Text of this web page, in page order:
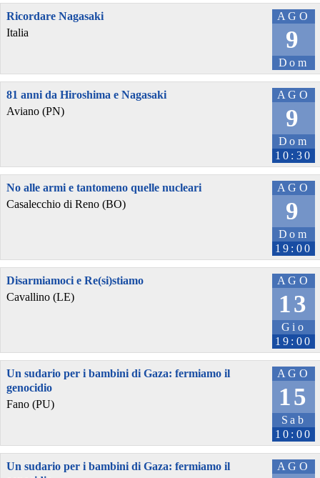
AGO
9
Dom
Ricordare Nagasaki
Italia
AGO
9
Dom
10:30
81 anni da Hiroshima e Nagasaki
Aviano (PN)
AGO
9
Dom
19:00
No alle armi e tantomeno quelle nucleari
Casalecchio di Reno (BO)
AGO
13
Gio
19:00
Disarmiamoci e Re(si)stiamo
Cavallino (LE)
AGO
15
Sab
10:00
Un sudario per i bambini di Gaza: fermiamo il
genocidio
Fano (PU)
AGO
Un sudario per i bambini di Gaza: fermiamo il